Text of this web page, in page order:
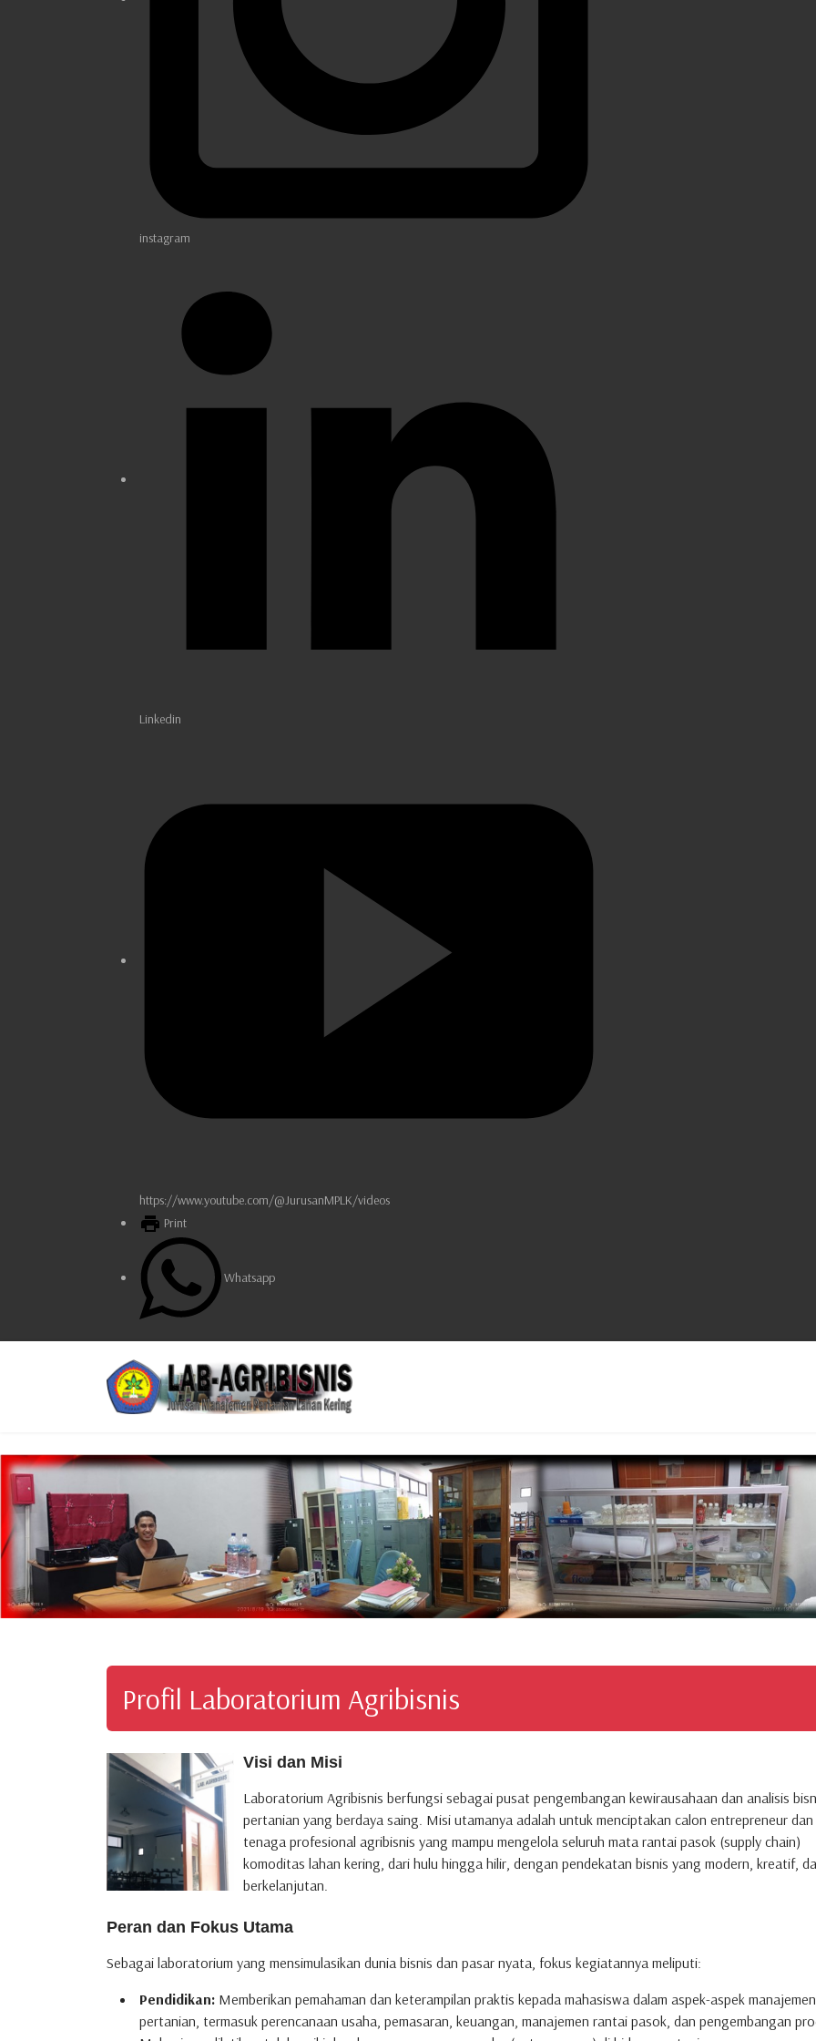
instagram
Linkedin
https://www.youtube.com/@JurusanMPLK/videos
Print
Whatsapp
Selamat
Profil Laboratorium Agribisnis
Visi dan Misi
Laboratorium Agribisnis berfungsi sebagai pusat pengembangan kewirausahaan dan analisis
pertanian yang berdaya saing. Misi utamanya adalah untuk menciptakan calon entrepreneur dan
tenaga profesional agribisnis yang mampu mengelola seluruh mata rantai pasok (supply chain)
komoditas lahan kering, dari hulu hingga hilir, dengan pendekatan bisnis yang modern, kreatif,
berkelanjutan.
Peran dan Fokus Utama
Sebagai laboratorium yang mensimulasikan dunia bisnis dan pasar nyata, fokus kegiatannya meliputi:
Pendidikan: Memberikan pemahaman dan keterampilan praktis kepada mahasiswa dalam aspek-aspek
pertanian, termasuk perencanaan usaha, pemasaran, keuangan, manajemen rantai pasok, dan pengembangan